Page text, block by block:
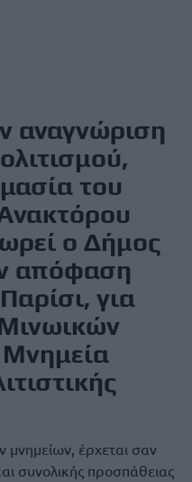
αναγνώριση
του
ο Δήμος
απόφαση
για
έρχεται σαν
συνολικής προσπάθειας